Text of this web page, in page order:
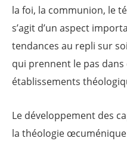
la foi, la communion, le
s’agit d’un aspect
tendances au repli sur
qui prennent le pas
établissements
Le développement des
la théologie